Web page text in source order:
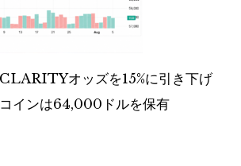
オッズを15%に引き下げ
インは64,000ドルを保有